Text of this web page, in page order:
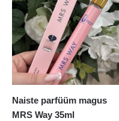
Naiste parfüüm magus
MRS Way 35ml